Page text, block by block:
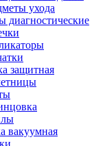
ухода
диагностические
защитная
вакуумная